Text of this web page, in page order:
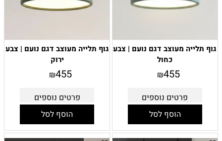
גוף תלייה מעוצב דגם נועם | צבע
כחול
₪455
פרטים נוספים
הוסף לסל
גוף תלייה מעוצב דגם נועם | צבע
ירוק
₪455
פרטים נוספים
הוסף לסל